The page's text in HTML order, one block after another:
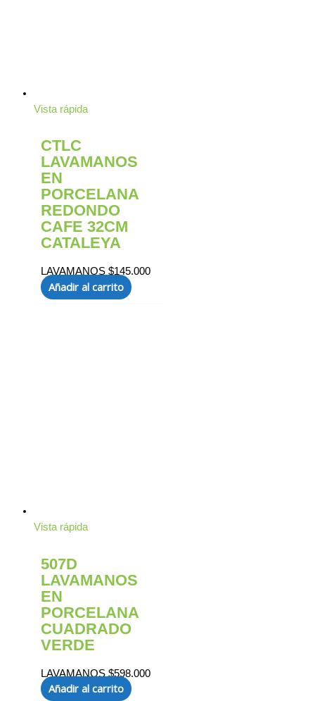
Vista rápida
CTLC
LAVAMANOS
EN
PORCELANA
REDONDO
CAFE 32CM
CATALEYA
LAVAMANOS $145.000
Añadir al carrito
Vista rápida
507D
LAVAMANOS
EN
PORCELANA
CUADRADO
VERDE
LAVAMANOS $598.000
Añadir al carrito